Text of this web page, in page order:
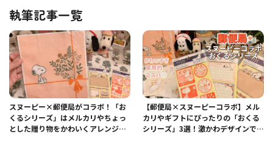
執筆記事一覧
スヌーピー×郵便局がコラボ！「お
くるシリーズ」はメルカリやちょっ
とした贈り物をかわいくアレンジで
【郵便局×スヌーピーコラボ】メル
カリやギフトにぴったりの「おくる
シリーズ」3選！激かわデザインであ